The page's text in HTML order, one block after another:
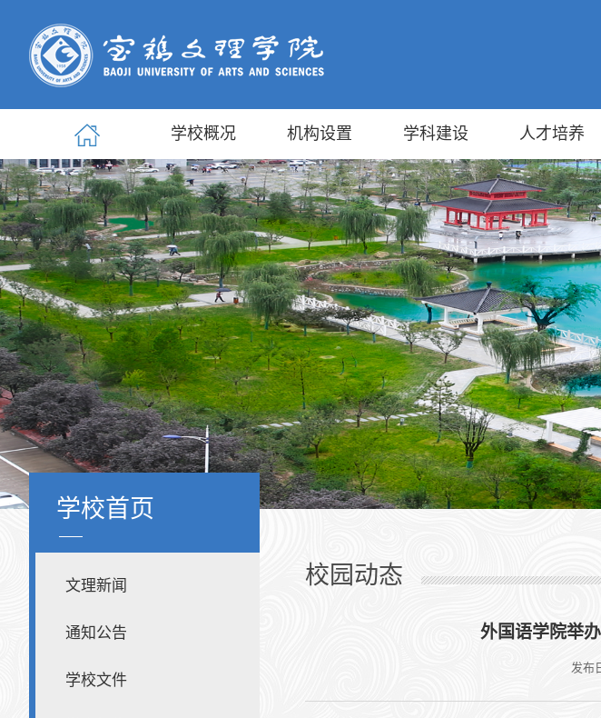
学校概况 机构设置 学科建设 人才培养
学校首页
文理新闻
通知公告
学校文件
校园动态
外国语学院举
发布